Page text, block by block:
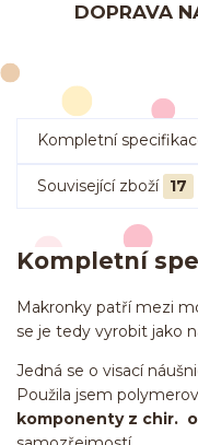
DOPRAVA
Kompletní
Související zboží 17
Kompletní
Makronky patří mezi
se je tedy vyrobit jako
Jedná se o visací
Použila jsem
komponenty z chir.